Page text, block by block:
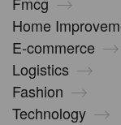
Home
E-commerce
Logistics
Fashion
Technology